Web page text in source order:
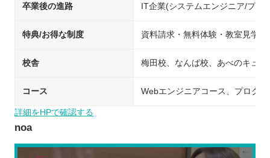
卒業後の進路 IT企業(システムエンジニア/プロ
特典/お得な制度 資料請求・無料体験・教室見学
校舎 梅田校、なんば校、あべのキュ
コース Webエンジニアコース、プログ
詳細をHPで確認する
noa